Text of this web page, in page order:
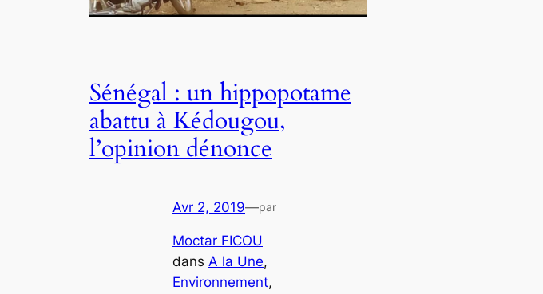
Sénégal : un hippopotame
abattu à Kédougou,
l’opinion dénonce
Avr 2, 2019—par
Moctar FICOU
dans A la Une
Environnement